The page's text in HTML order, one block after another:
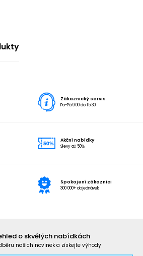
Zákaznický servis
Po-Pá 9:00 do 15:30
Akční nabídky
Slevy až 50%
Spokojení zákazníci
300 000+ objednávek
o skvělých nabídkách
našich novinek a získejte výhody